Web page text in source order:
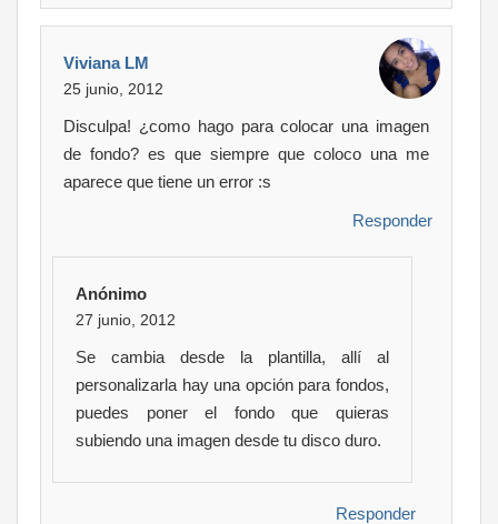
Viviana LM
25 junio, 2012
Disculpa! ¿como hago para colocar una imagen
de fondo? es que siempre que coloco una me
aparece que tiene un error :s
Responder
Anónimo
27 junio, 2012
Se cambia desde la plantilla, allí al
personalizarla hay una opción para fondos,
puedes poner el fondo que quieras
subiendo una imagen desde tu disco duro.
Responder